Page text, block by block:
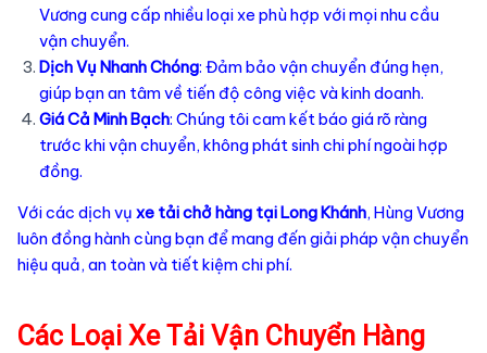
Vương cung cấp nhiều loại xe phù hợp với mọi nhu cầu
vận chuyển.
Dịch Vụ Nhanh Chóng: Đảm bảo vận chuyển đúng hẹn,
giúp bạn an tâm về tiến độ công việc và kinh doanh.
Giá Cả Minh Bạch: Chúng tôi cam kết báo giá rõ ràng
trước khi vận chuyển, không phát sinh chi phí ngoài hợp
đồng.
Với các dịch vụ xe tải chở hàng tại Long Khánh, Hùng Vương
luôn đồng hành cùng bạn để mang đến giải pháp vận chuyển
hiệu quả, an toàn và tiết kiệm chi phí.
Các Loại Xe Tải Vận Chuyển Hàng